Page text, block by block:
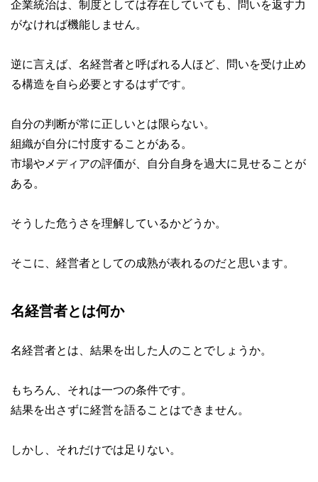
企業統治は、制度としては存在していても、問いを返す力
がなければ機能しません。
逆に言えば、名経営者と呼ばれる人ほど、問いを受け止め
る構造を自ら必要とするはずです。
自分の判断が常に正しいとは限らない。
組織が自分に忖度することがある。
市場やメディアの評価が、自分自身を過大に見せることが
ある。
そうした危うさを理解しているかどうか。
そこに、経営者としての成熟が表れるのだと思います。
名経営者とは何か
名経営者とは、結果を出した人のことでしょうか。
もちろん、それは一つの条件です。
結果を出さずに経営を語ることはできません。
しかし、それだけでは足りない。